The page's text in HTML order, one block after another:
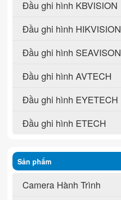
Đầu ghi hình KBVISION
Đầu ghi hình HIKVISION
Đầu ghi hình SEAVISON
Đầu ghi hình AVTECH
Đầu ghi hình EYETECH
Đầu ghi hình ETECH
Sản phẩm
Camera Hành Trình